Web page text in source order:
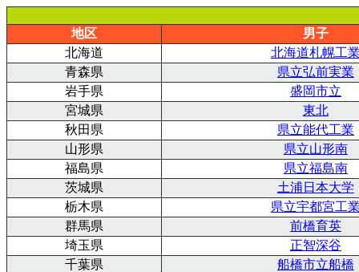
地区
男子
北海道
北海道札幌工
青森県
県立弘前実業
岩手県
盛岡市立
宮城県
東北
秋田県
県立能代工業
山形県
県立山形南
福島県
県立福島南
茨城県
土浦日本大学
栃木県
県立宇都宮工
群馬県
前橋育英
埼玉県
正智深谷
千葉県
船橋市立船橋